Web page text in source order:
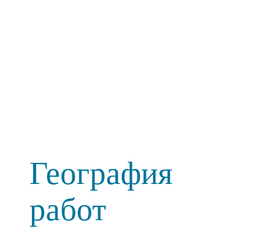
География
работ